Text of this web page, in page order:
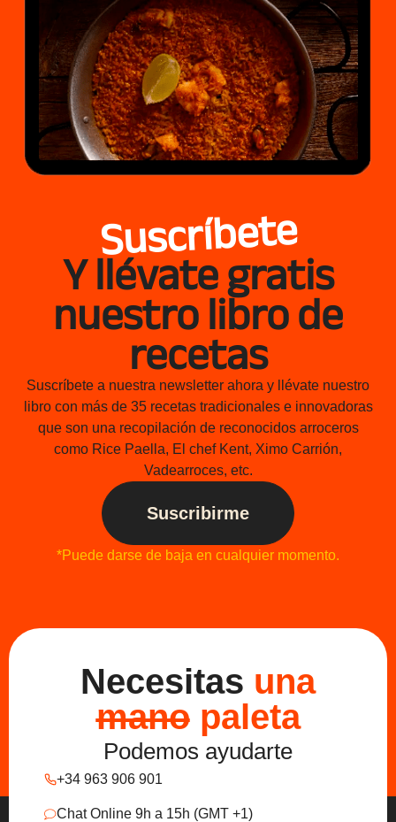
Suscríbete
Y llévate gratis
nuestro libro de
recetas
Suscríbete a nuestra newsletter ahora y llévate nuestro
libro con más de 35 recetas tradicionales e innovadoras
que son una recopilación de reconocidos arroceros
como Rice Paella, El chef Kent, Ximo Carrión,
Vadearroces, etc.
Suscribirme
*Puede darse de baja en cualquier momento.
Necesitas una
manopaleta
Podemos ayudarte
+34 963 906 901
Chat Online 9h a 15h (GMT +1)